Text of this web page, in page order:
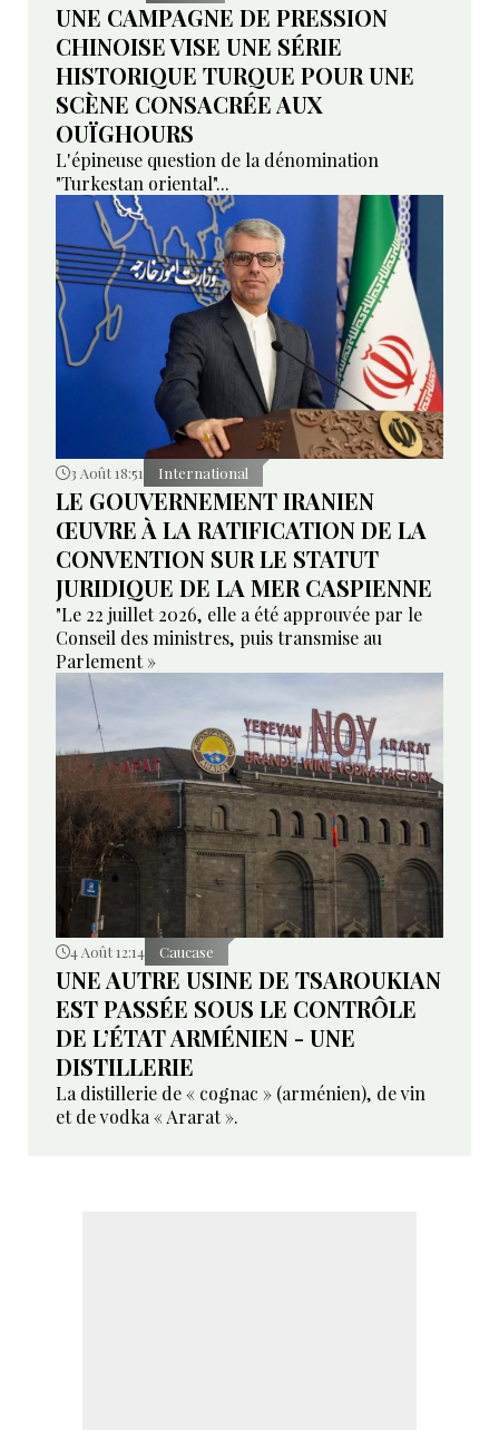
UNE CAMPAGNE DE PRESSION
CHINOISE VISE UNE SÉRIE
HISTORIQUE TURQUE POUR UNE
SCÈNE CONSACRÉE AUX
OUÏGHOURS
L'épineuse question de la dénomination
"Turkestan oriental"...
3 Août 18:51 International
LE GOUVERNEMENT IRANIEN
ŒUVRE À LA RATIFICATION DE LA
CONVENTION SUR LE STATUT
JURIDIQUE DE LA MER CASPIENNE
"Le 22 juillet 2026, elle a été approuvée par le
Conseil des ministres, puis transmise au
Parlement »
4 Août 12:14 Caucase
UNE AUTRE USINE DE TSAROUKIAN
EST PASSÉE SOUS LE CONTRÔLE
DE L’ÉTAT ARMÉNIEN - UNE
DISTILLERIE
La distillerie de « cognac » (arménien), de vin
et de vodka « Ararat ».